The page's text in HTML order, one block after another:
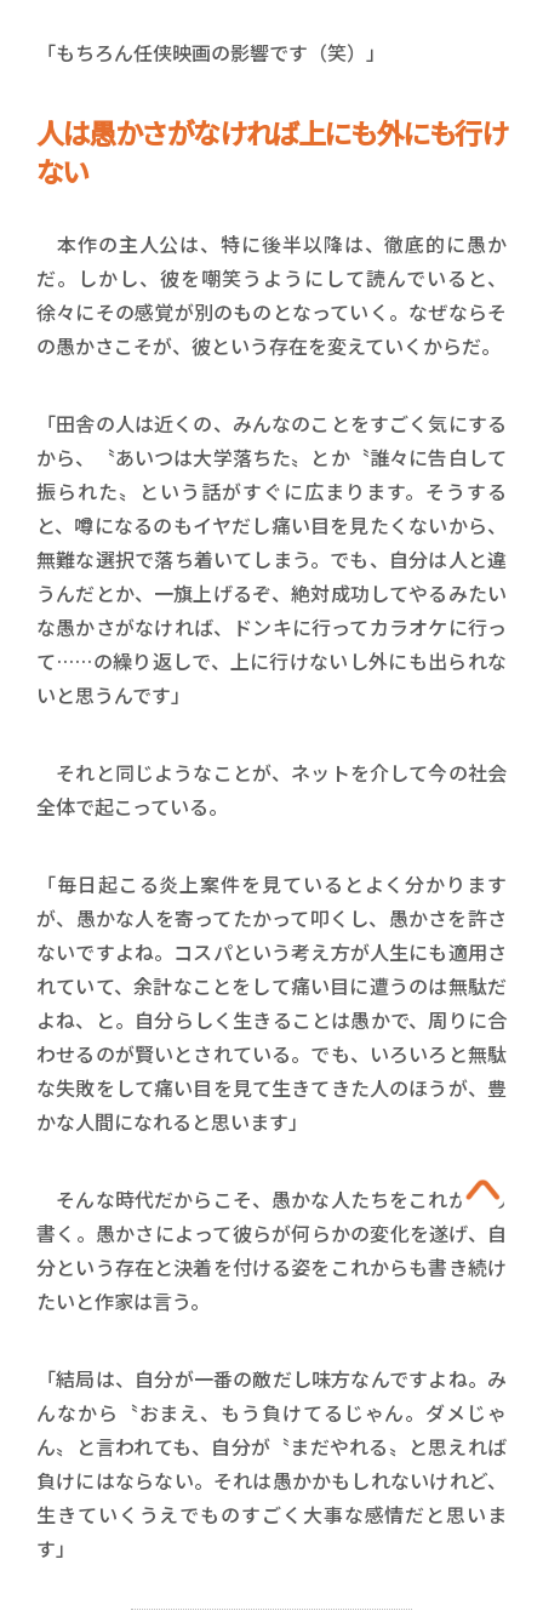
「もちろん任侠映画の影響です（笑）」
人は愚かさがなければ上にも外にも行け
ない
本作の主人公は、特に後半以降は、徹底的に愚か
だ。しかし、彼を嘲笑うようにして読んでいると、
徐々にその感覚が別のものとなっていく。なぜならそ
の愚かさこそが、彼という存在を変えていくからだ。
「田舎の人は近くの、みんなのことをすごく気にする
から、〝あいつは大学落ちた〟とか〝誰々に告白して
振られた〟という話がすぐに広まります。そうする
と、噂になるのもイヤだし痛い目を見たくないから、
無難な選択で落ち着いてしまう。でも、自分は人と違
うんだとか、一旗上げるぞ、絶対成功してやるみたい
な愚かさがなければ、ドンキに行ってカラオケに行っ
て……の繰り返しで、上に行けないし外にも出られな
いと思うんです」
それと同じようなことが、ネットを介して今の社会
全体で起こっている。
「毎日起こる炎上案件を見ているとよく分かります
が、愚かな人を寄ってたかって叩くし、愚かさを許さ
ないですよね。コスパという考え方が人生にも適用さ
れていて、余計なことをして痛い目に遭うのは無駄だ
よね、と。自分らしく生きることは愚かで、周りに合
わせるのが賢いとされている。でも、いろいろと無駄
な失敗をして痛い目を見て生きてきた人のほうが、豊
かな人間になれると思います」
そんな時代だからこそ、愚かな人たちをこれからも
書く。愚かさによって彼らが何らかの変化を遂げ、自
分という存在と決着を付ける姿をこれからも書き続け
たいと作家は言う。
「結局は、自分が一番の敵だし味方なんですよね。み
んなから〝おまえ、もう負けてるじゃん。ダメじゃ
ん〟と言われても、自分が〝まだやれる〟と思えれば
負けにはならない。それは愚かかもしれないけれど、
生きていくうえでものすごく大事な感情だと思いま
す」